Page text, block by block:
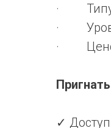
· Типу
·
·
✓